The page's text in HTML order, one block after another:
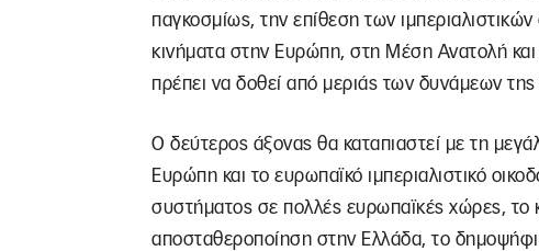
παγκοσμίως, την επίθεση των
κινήματα στην Ευρώπη, στη Μέση Ανατολή
πρέπει να δοθεί από μεριάς των δυνάμεων
Ο δεύτερος άξονας θα καταπιαστεί με τη
Ευρώπη και το ευρωπαϊκό ιμπεριαλιστικό
συστήματος σε πολλές ευρωπαϊκές χώρες, το
αποσταθεροποίηση στην Ελλάδα, το